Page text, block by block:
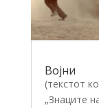
Војни
(текстот
„Знаците